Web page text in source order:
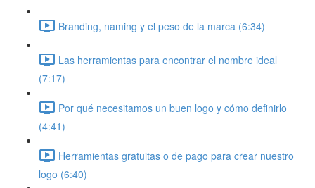
Branding, naming y el peso de la marca (6:34)
Las herramientas para encontrar el nombre ideal
(7:17)
Por qué necesitamos un buen logo y cómo definirlo
(4:41)
Herramientas gratuitas o de pago para crear nuestro
logo (6:40)